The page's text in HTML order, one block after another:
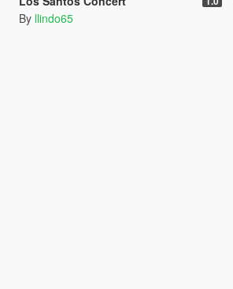
By llindo65